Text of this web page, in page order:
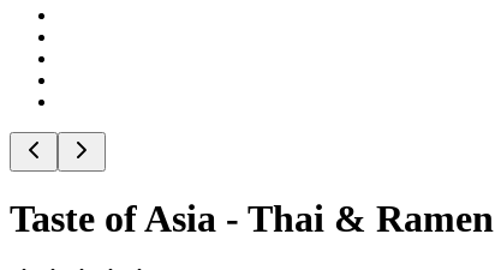
Taste of Asia - Thai & Ramen